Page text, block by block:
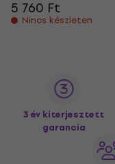
5 760 Ft
Nincs készleten
3 év kiterjesztett
garancia